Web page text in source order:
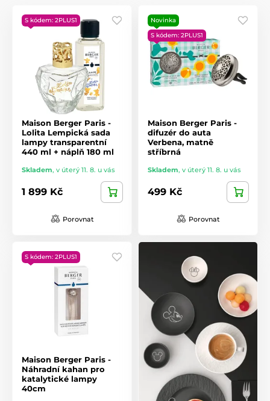
S kódem: 2PLUS1
Maison Berger Paris -
Lolita Lempická sada
lampy transparentní
440 ml + náplň 180 ml
Skladem, v úterý 11. 8. u vás
1 899 Kč
Porovnat
Novinka
S kódem: 2PLUS1
Maison Berger Paris -
difuzér do auta
Verbena, matně
stříbrná
Skladem, v úterý 11. 8. u vás
499 Kč
Porovnat
S kódem: 2PLUS1
Maison Berger Paris -
Náhradní kahan pro
katalytické lampy
40cm